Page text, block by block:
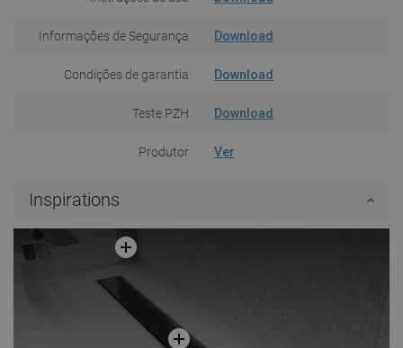
Informações de Segurança Download
Condições de garantia Download
Teste PZH Download
Produtor Ver
Inspirations